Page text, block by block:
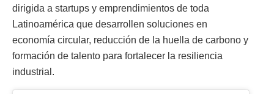
dirigida a startups y emprendimientos de toda
Latinoamérica que desarrollen soluciones en
economía circular, reducción de la huella de carbono y
formación de talento para fortalecer la resiliencia
industrial.